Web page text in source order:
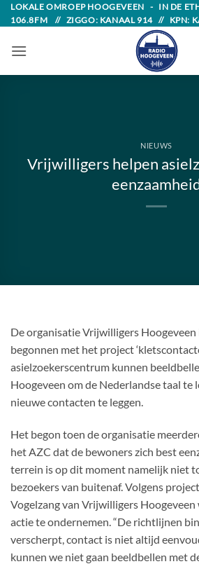
Skip
to
content
LOKALE OMROEP HOOGEVEEN - IN DE
106.8FM // ZIGGO: KANAAL 914 // KPN:
NIEUWS
Vrijwilligers helpen
De organisatie Vrijwilligers
begonnen met het project
asielzoekerscentrum kunnen
Hoogeveen om de Nederlandse taal te
nieuwe contacten te leggen.
Het begon toen de organisatie
het AZC dat de bewoners zich best
terrein is op dit moment namelijk niet
bezoekers van buitenaf. Volgens
Vogelzang van Vrijwilligers
actie te ondernemen. “De richtlijnen
verscherpt, contact is niet altijd
kunnen we niet gaan beeldbellen met